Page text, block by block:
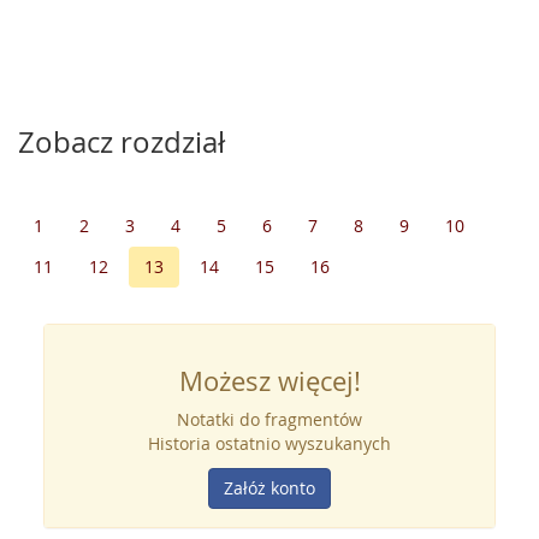
Zobacz rozdział
1 2 3 4 5 6 7 8 9
10
11
12 13 14 15 16
Możesz więcej!
Notatki do fragmentów
Historia ostatnio wyszukanych
Załóż konto